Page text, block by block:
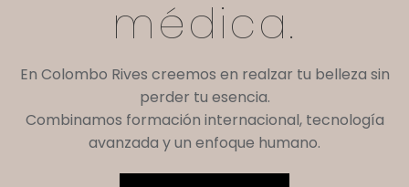
médica.
En Colombo Rives creemos en realzar tu belleza sin
perder tu esencia.
Combinamos formación internacional, tecnología
avanzada y un enfoque humano.